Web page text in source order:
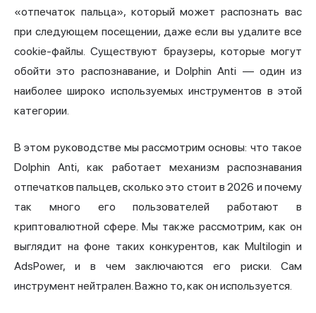
«отпечаток пальца», который может распознать вас
при следующем посещении, даже если вы удалите все
cookie-файлы. Существуют браузеры, которые могут
обойти это распознавание, и Dolphin Anti — один из
наиболее широко используемых инструментов в этой
категории.
В этом руководстве мы рассмотрим основы: что такое
Dolphin Anti, как работает механизм распознавания
отпечатков пальцев, сколько это стоит в 2026 и почему
так много его пользователей работают в
криптовалютной сфере. Мы также рассмотрим, как он
выглядит на фоне таких конкурентов, какMultilogin и
AdsPower, и в чем заключаются его риски. Сам
инструмент нейтрален. Важно то, как он используется.